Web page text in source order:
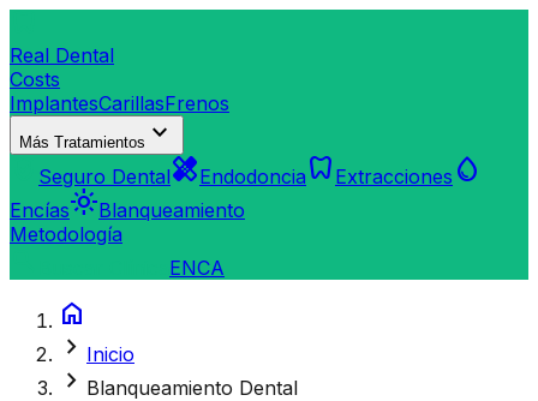
Real Dental
Costs
ImplantesCarillasFrenos
Más Tratamientos expand_more
Seguro DentalhealingEndodoncia dentistry Extracciones water_drop
Encíaslight_modeBlanqueamiento
Metodología
ENCA
home
chevron_right Inicio
chevron_right Blanqueamiento Dental